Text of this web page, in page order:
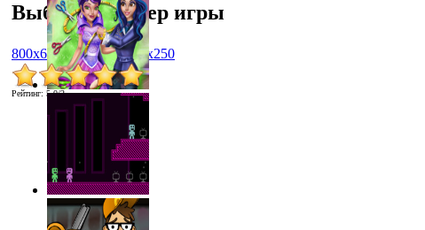
Выбрать размер игры
800x600 1024x768 450x250
Рейтинг: 5.0/2